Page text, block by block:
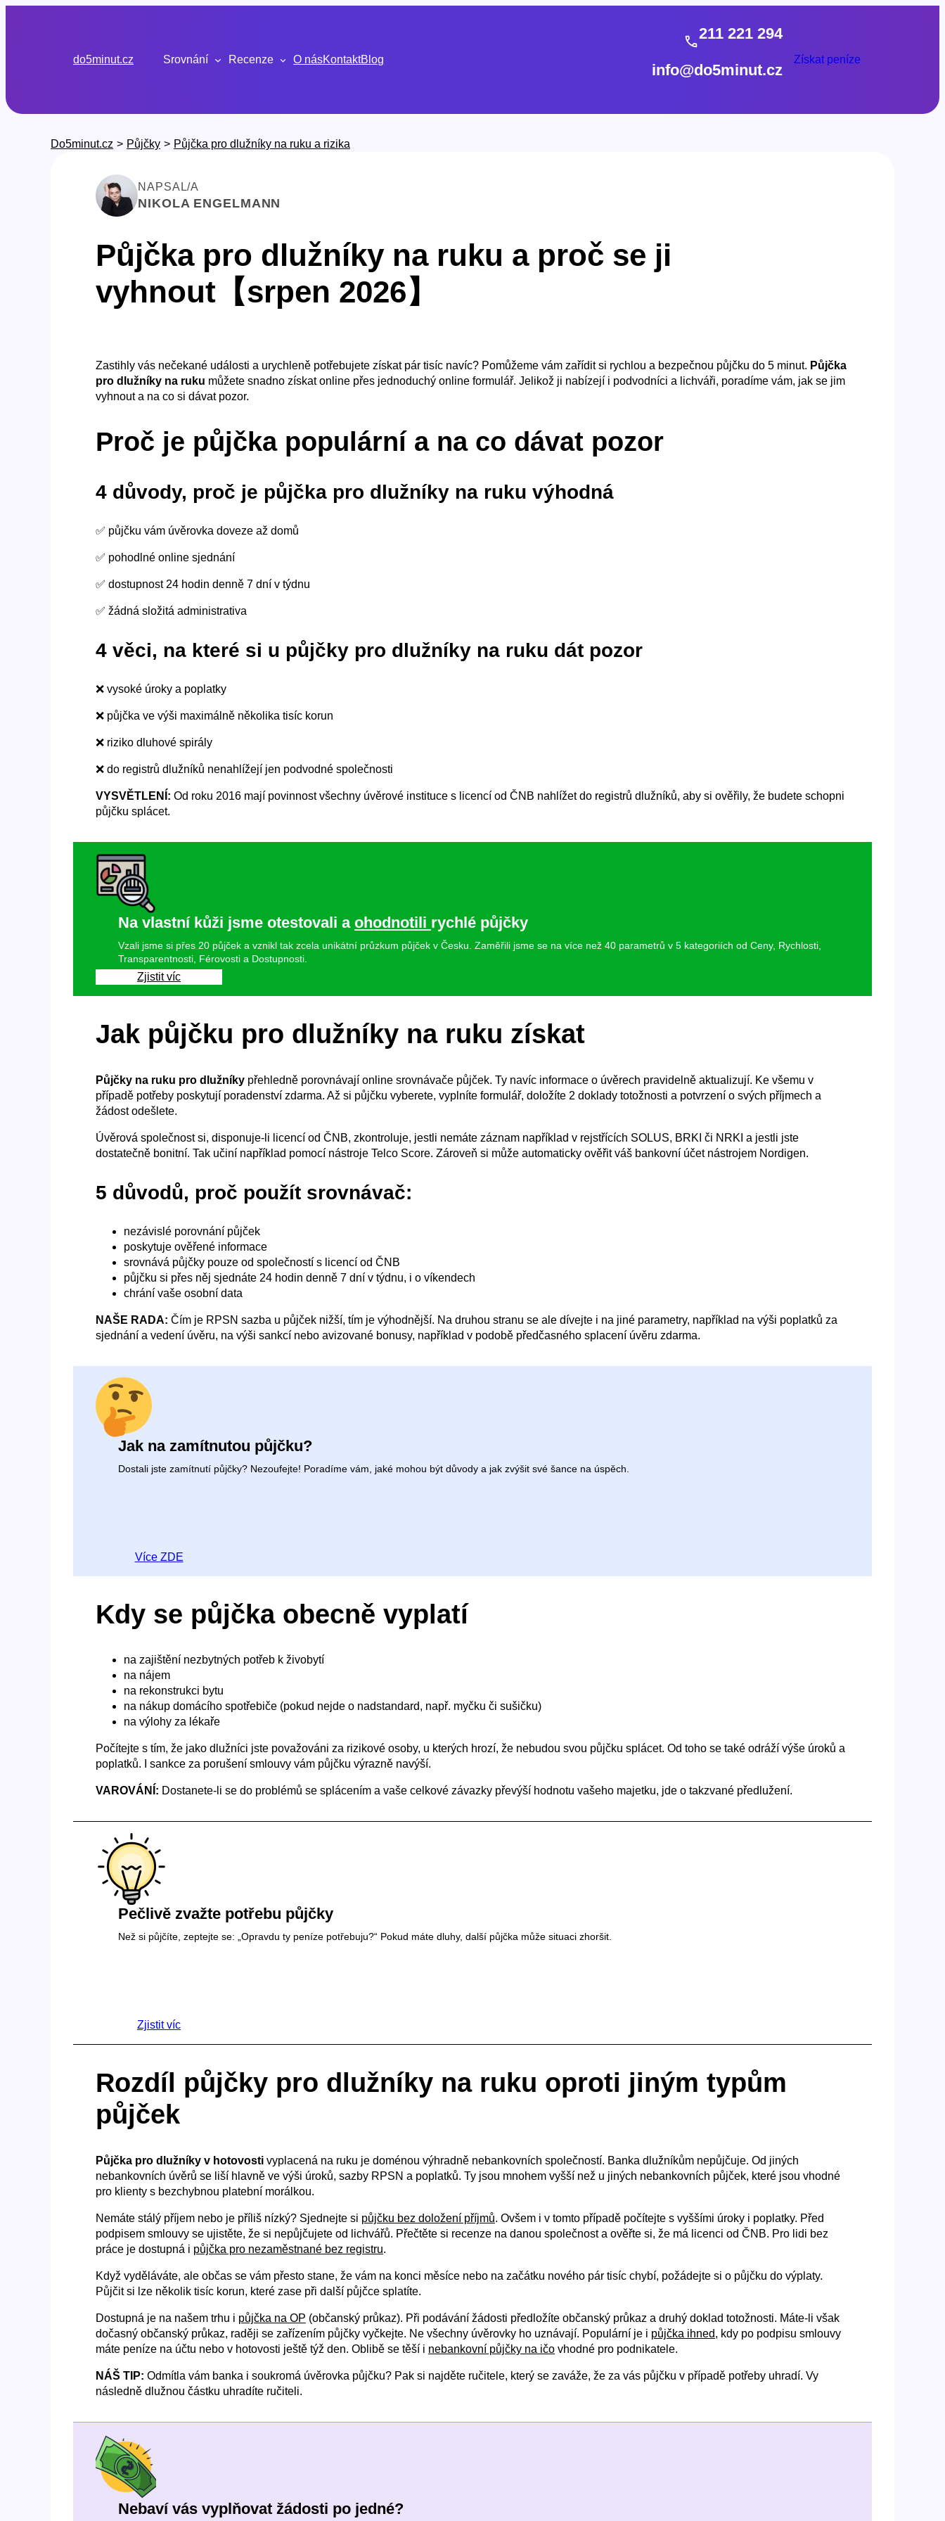
do5minut.cz
Srovnání Recenze O násKontaktBlog
211 221 294
info@do5minut.cz
Získat peníze
Do5minut.cz > Půjčky > Půjčka pro dlužníky na ruku a rizika
NAPSAL/A
NIKOLA ENGELMANN
Půjčka pro dlužníky na ruku a proč se ji
vyhnout【srpen 2026】
Zastihly vás nečekané události a urychleně potřebujete získat pár tisíc navíc? Pomůžeme vám zařídit si rychlou a bezpečnou půjčku do 5 minut. Půjčka
pro dlužníky na ruku můžete snadno získat online přes jednoduchý online formulář. Jelikož ji nabízejí i podvodníci a lichváři, poradíme vám, jak se jim
vyhnout a na co si dávat pozor.
Proč je půjčka populární a na co dávat pozor
4 důvody, proč je půjčka pro dlužníky na ruku výhodná
✅ půjčku vám úvěrovka doveze až domů
✅ pohodlné online sjednání
✅ dostupnost 24 hodin denně 7 dní v týdnu
✅ žádná složitá administrativa
4 věci, na které si u půjčky pro dlužníky na ruku dát pozor
❌ vysoké úroky a poplatky
❌ půjčka ve výši maximálně několika tisíc korun
❌ riziko dluhové spirály
❌ do registrů dlužníků nenahlížejí jen podvodné společnosti
VYSVĚTLENÍ: Od roku 2016 mají povinnost všechny úvěrové instituce s licencí od ČNB nahlížet do registrů dlužníků, aby si ověřily, že budete schopni
půjčku splácet.
Na vlastní kůži jsme otestovali a ohodnotili rychlé půjčky
Vzali jsme si přes 20 půjček a vznikl tak zcela unikátní průzkum půjček v Česku. Zaměřili jsme se na více než 40 parametrů v 5 kategoriích od Ceny, Rychlosti,
Transparentnosti, Férovosti a Dostupnosti.
Zjistit víc
Jak půjčku pro dlužníky na ruku získat
Půjčky na ruku pro dlužníky přehledně porovnávají online srovnávače půjček. Ty navíc informace o úvěrech pravidelně aktualizují. Ke všemu v
případě potřeby poskytují poradenství zdarma. Až si půjčku vyberete, vyplníte formulář, doložíte 2 doklady totožnosti a potvrzení o svých příjmech a
žádost odešlete.
Úvěrová společnost si, disponuje-li licencí od ČNB, zkontroluje, jestli nemáte záznam například v rejstřících SOLUS, BRKI či NRKI a jestli jste
dostatečně bonitní. Tak učiní například pomocí nástroje Telco Score. Zároveň si může automaticky ověřit váš bankovní účet nástrojem Nordigen.
5 důvodů, proč použít srovnávač:
nezávislé porovnání půjček
poskytuje ověřené informace
srovnává půjčky pouze od společností s licencí od ČNB
půjčku si přes něj sjednáte 24 hodin denně 7 dní v týdnu, i o víkendech
chrání vaše osobní data
NAŠE RADA: Čím je RPSN sazba u půjček nižší, tím je výhodnější. Na druhou stranu se ale dívejte i na jiné parametry, například na výši poplatků za
sjednání a vedení úvěru, na výši sankcí nebo avizované bonusy, například v podobě předčasného splacení úvěru zdarma.
Jak na zamítnutou půjčku?
Dostali jste zamítnutí půjčky? Nezoufejte! Poradíme vám, jaké mohou být důvody a jak zvýšit své šance na úspěch.
Více ZDE
Kdy se půjčka obecně vyplatí
na zajištění nezbytných potřeb k živobytí
na nájem
na rekonstrukci bytu
na nákup domácího spotřebiče (pokud nejde o nadstandard, např. myčku či sušičku)
na výlohy za lékaře
Počítejte s tím, že jako dlužníci jste považováni za rizikové osoby, u kterých hrozí, že nebudou svou půjčku splácet. Od toho se také odráží výše úroků a
poplatků. I sankce za porušení smlouvy vám půjčku výrazně navýší.
VAROVÁNÍ: Dostanete-li se do problémů se splácením a vaše celkové závazky převýší hodnotu vašeho majetku, jde o takzvané předlužení.
Pečlivě zvažte potřebu půjčky
Než si půjčíte, zeptejte se: „Opravdu ty peníze potřebuju?“ Pokud máte dluhy, další půjčka může situaci zhoršit.
Zjistit víc
Rozdíl půjčky pro dlužníky na ruku oproti jiným typům
půjček
Půjčka pro dlužníky v hotovosti vyplacená na ruku je doménou výhradně nebankovních společností. Banka dlužníkům nepůjčuje. Od jiných
nebankovních úvěrů se liší hlavně ve výši úroků, sazby RPSN a poplatků. Ty jsou mnohem vyšší než u jiných nebankovních půjček, které jsou vhodné
pro klienty s bezchybnou platební morálkou.
Nemáte stálý příjem nebo je příliš nízký? Sjednejte si půjčku bez doložení příjmů. Ovšem i v tomto případě počítejte s vyššími úroky i poplatky. Před
podpisem smlouvy se ujistěte, že si nepůjčujete od lichvářů. Přečtěte si recenze na danou společnost a ověřte si, že má licenci od ČNB. Pro lidi bez
práce je dostupná i půjčka pro nezaměstnané bez registru.
Když vyděláváte, ale občas se vám přesto stane, že vám na konci měsíce nebo na začátku nového pár tisíc chybí, požádejte si o půjčku do výplaty.
Půjčit si lze několik tisíc korun, které zase při další půjčce splatíte.
Dostupná je na našem trhu i půjčka na OP (občanský průkaz). Při podávání žádosti předložíte občanský průkaz a druhý doklad totožnosti. Máte-li však
dočasný občanský průkaz, raději se zařízením půjčky vyčkejte. Ne všechny úvěrovky ho uznávají. Populární je i půjčka ihned, kdy po podpisu smlouvy
máte peníze na účtu nebo v hotovosti ještě týž den. Oblibě se těší i nebankovní půjčky na ičo vhodné pro podnikatele.
NÁŠ TIP: Odmítla vám banka i soukromá úvěrovka půjčku? Pak si najděte ručitele, který se zaváže, že za vás půjčku v případě potřeby uhradí. Vy
následně dlužnou částku uhradíte ručiteli.
Nebaví vás vyplňovat žádosti po jedné?